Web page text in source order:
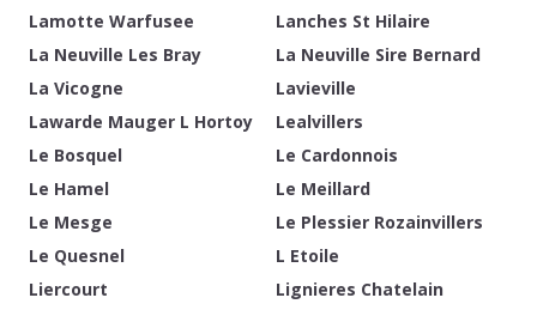
Lamotte Warfusee
Lanches St Hilaire
La Neuville Les Bray
La Neuville Sire Bernard
La Vicogne
Lavieville
Lawarde Mauger L Hortoy
Lealvillers
Le Bosquel
Le Cardonnois
Le Hamel
Le Meillard
Le Mesge
Le Plessier Rozainvillers
Le Quesnel
L Etoile
Liercourt
Lignieres Chatelain